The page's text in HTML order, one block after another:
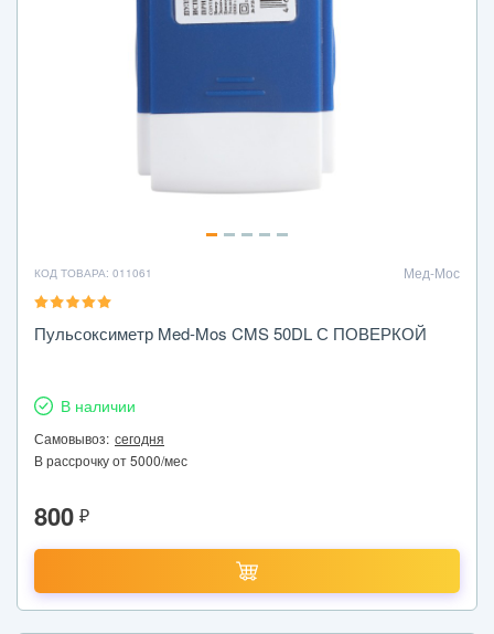
КОД ТОВАРА: 011061 Мед-Мос
Пульсоксиметр Med-Mos CMS 50DL С ПОВЕРКОЙ
В наличии
Самовывоз: сегодня
В рассрочку от 5000/мес
800 ₽